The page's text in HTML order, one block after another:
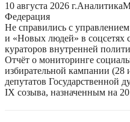
10 августа 2026 г.Аналитика
Федерация
Не справились с
и «Новых людей» в соцсетях
кураторов внутренней
Отчёт о мониторинге
избирательной кампании (28
депутатов Государственной
IX созыва, назначенным на 20